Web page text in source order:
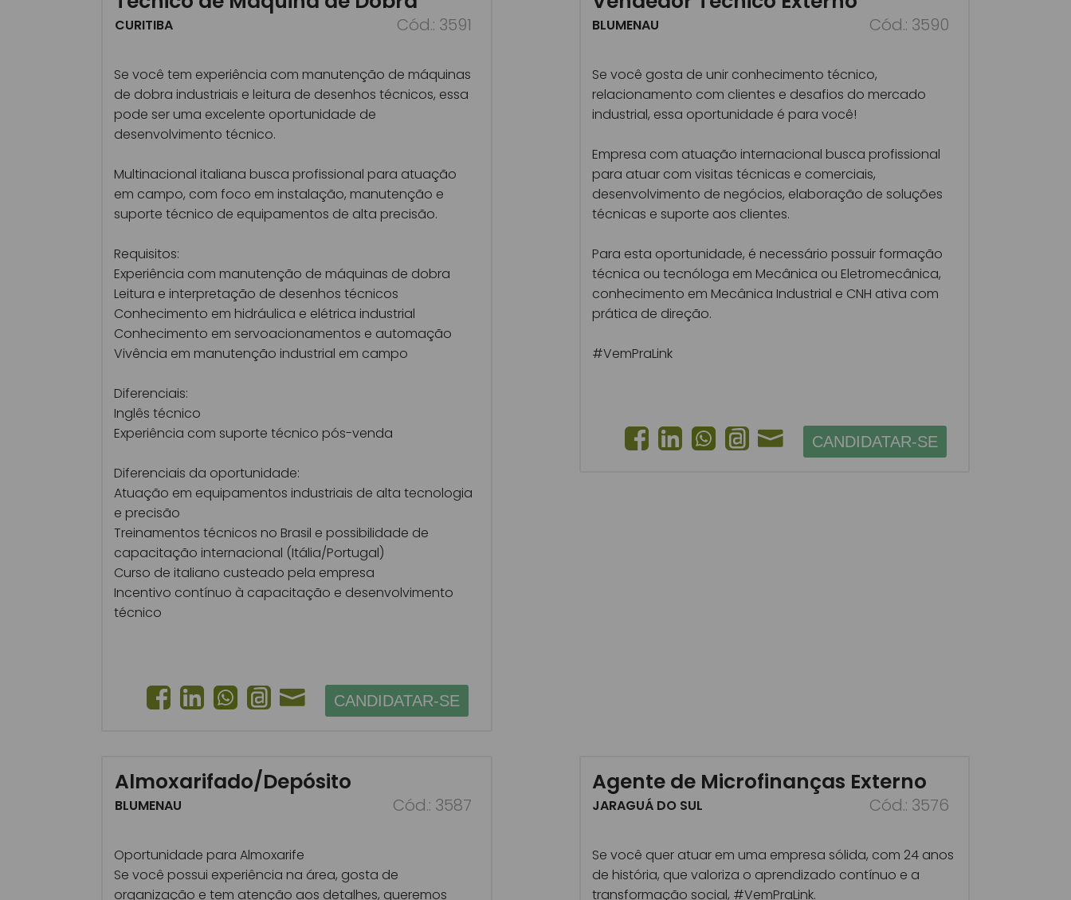
CURITIBA Cód.: 3591
Se você tem experiência com manutenção de máquinas
de dobra industriais e leitura de desenhos técnicos, essa
pode ser uma excelente oportunidade de
desenvolvimento técnico.
Multinacional italiana busca profissional para atuação
em campo, com foco em instalação, manutenção e
suporte técnico de equipamentos de alta precisão.
Requisitos:
Experiência com manutenção de máquinas de dobra
Leitura e interpretação de desenhos técnicos
Conhecimento em hidráulica e elétrica industrial
Conhecimento em servoacionamentos e automação
Vivência em manutenção industrial em campo
Diferenciais:
Inglês técnico
Experiência com suporte técnico pós-venda
Diferenciais da oportunidade:
Atuação em equipamentos industriais de alta tecnologia
e precisão
Treinamentos técnicos no Brasil e possibilidade de
capacitação internacional (Itália/Portugal)
Curso de italiano custeado pela empresa
Incentivo contínuo à capacitação e desenvolvimento
técnico
CANDIDATAR-SE
BLUMENAU Cód.: 3590
Se você gosta de unir conhecimento técnico,
relacionamento com clientes e desafios do mercado
industrial, essa oportunidade é para você!
Empresa com atuação internacional busca profissional
para atuar com visitas técnicas e comerciais,
desenvolvimento de negócios, elaboração de soluções
técnicas e suporte aos clientes.
Para esta oportunidade, é necessário possuir formação
técnica ou tecnóloga em Mecânica ou Eletromecânica,
conhecimento em Mecânica Industrial e CNH ativa com
prática de direção.
#VemPraLink
CANDIDATAR-SE
Almoxarifado/Depósito
BLUMENAU Cód.: 3587
Oportunidade para Almoxarife
Se você possui experiência na área, gosta de
organização e tem atenção aos detalhes, queremos
Agente de Microfinanças Externo
JARAGUÁ DO SUL Cód.: 3576
Se você quer atuar em uma empresa sólida, com 24 anos
de história, que valoriza o aprendizado contínuo e a
transformação social, #VemPraLink.